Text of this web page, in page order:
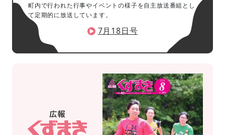
町内で行われた行事やイベントの様子を自主放送番組とし
て定期的に放送しています。
7月18日号